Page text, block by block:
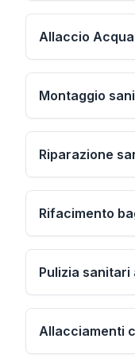
Allaccio
Montaggio
Riparazione
Rifacimento
Pulizia sanitari
Allacciamenti